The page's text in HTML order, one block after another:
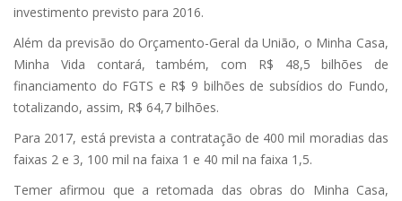
investimento previsto para 2016.
Além da previsão do Orçamento-Geral da União, o Minha Casa,
Minha Vida contará, também, com R$ 48,5 bilhões de
financiamento do FGTS e R$ 9 bilhões de subsídios do Fundo,
totalizando, assim, R$ 64,7 bilhões.
Para 2017, está prevista a contratação de 400 mil moradias das
faixas 2 e 3, 100 mil na faixa 1 e 40 mil na faixa 1,5.
Temer afirmou que a retomada das obras do Minha Casa,